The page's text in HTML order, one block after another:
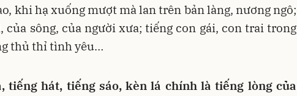
khi hạ xuống mượt mà lan trên bản làng, nương ngô;
của sông, của người xưa; tiếng con gái, con trai trong
thủ thỉ tình yêu…
tiếng hát, tiếng sáo, kèn lá chính là tiếng lòng của